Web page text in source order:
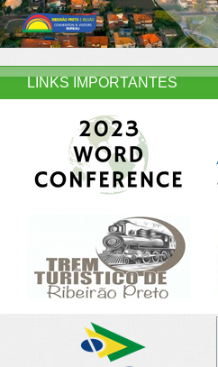
LINKS IMPORTANTES